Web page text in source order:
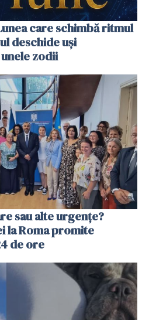
care schimbă ritmul
deschide uși
zodii
sau alte urgențe?
la Roma promite
de ore